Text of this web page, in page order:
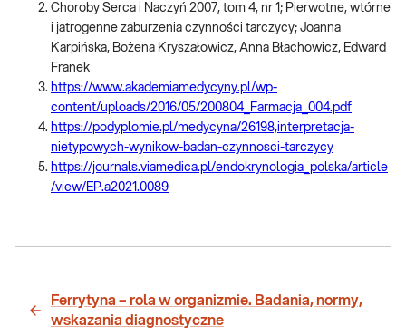
Choroby Serca i Naczyń 2007, tom 4, nr 1; Pierwotne, wtórne
i jatrogenne zaburzenia czynności tarczycy; Joanna
Karpińska, Bożena Kryszałowicz, Anna Błachowicz, Edward
Franek
https://www.akademiamedycyny.pl/wp-
content/uploads/2016/05/200804_Farmacja_004.pdf
https://podyplomie.pl/medycyna/26198,interpretacja-
nietypowych-wynikow-badan-czynnosci-tarczycy
https://journals.viamedica.pl/endokrynologia_polska/article
/view/EP.a2021.0089
Ferrytyna – rola w organizmie. Badania, normy,
wskazania diagnostyczne